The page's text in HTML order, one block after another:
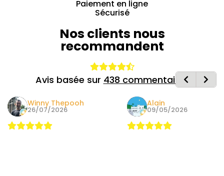
Paiement en ligne
Sécurisé
Nos clients nous
recommandent
Avis basée sur 438 commentaires
Winny Thepooh
26/07/2026
Alain
09/05/2026